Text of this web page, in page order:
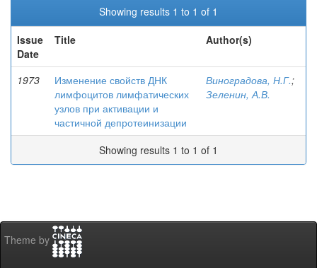
Showing results 1 to 1 of 1
Issue
Date
Title Author(s)
1973
Изменение свойств ДНК
лимфоцитов лимфатических
узлов при активации и
частичной депротеинизации
Виноградова, Н.Г.;
Зеленин, А.В.
Showing results 1 to 1 of 1
Theme by